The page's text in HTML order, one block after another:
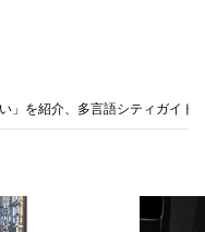
」を紹介、多言語シティガイド